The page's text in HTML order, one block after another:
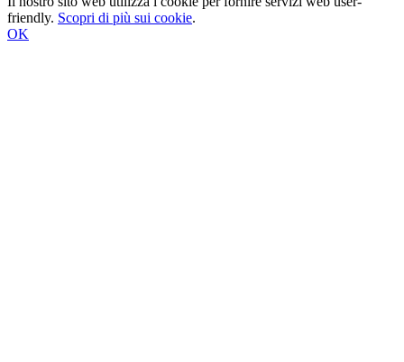
friendly. Scopri di più sui cookie.
OK